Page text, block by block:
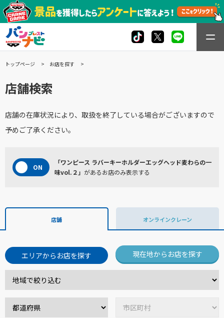
トップページ お店を探す
店舗検索
店舗の在庫状況により、取扱を終了している場合がございますので
予めご了承ください。
「ワンピース ラバーキーホルダーエッグヘッド麦わらの一
味vol.２」 があるお店のみ表示する
店舗 オンラインクレーン
エリアからお店を探す 現在地からお店を探す